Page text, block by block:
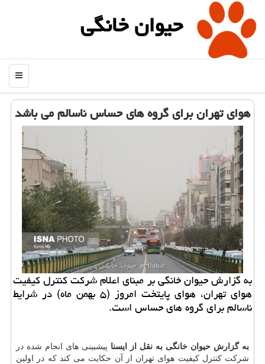
حیوان خانگی
منو
هوای تهران برای گروه های حساس ناسالم می باشد
به گزارش حیوان خانگی بر مبنای اعلام شركت كنترل كیفیت
هوای تهران، هوای پایتخت امروز (۵ بهمن ماه) در شرایط
ناسالم برای گروه های حساس است.
به گزارش حیوان خانگی به نقل از ایسنا پیشبینی های انجام شده در
شركت كنترل كیفیت هوای تهران از آن حكایت می كند كه در اولین